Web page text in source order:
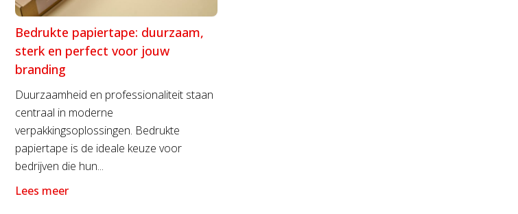
Bedrukte papiertape: duurzaam,
sterk en perfect voor jouw
branding
Duurzaamheid en professionaliteit staan
centraal in moderne
verpakkingsoplossingen. Bedrukte
papiertape is de ideale keuze voor
bedrijven die hun...
Lees meer